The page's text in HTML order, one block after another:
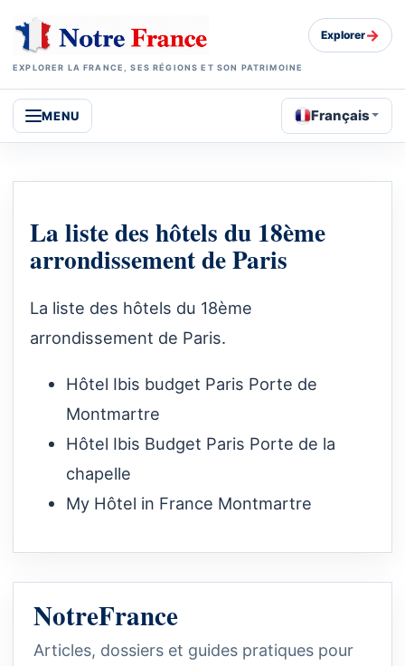
EXPLORER LA FRANCE, SES RÉGIONS ET SON PATRIMOINE
Explorer→
MENU Français
La liste des hôtels du 18ème
arrondissement de Paris
La liste des hôtels du 18ème
arrondissement de Paris.
Hôtel Ibis budget Paris Porte de
Montmartre
Hôtel Ibis Budget Paris Porte de la
chapelle
My Hôtel in France Montmartre
NotreFrance
Articles, dossiers et guides pratiques pour